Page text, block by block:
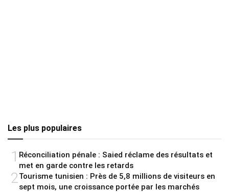
Les plus populaires
1 Réconciliation pénale : Saied réclame des résultats et
met en garde contre les retards
2 Tourisme tunisien : Près de 5,8 millions de visiteurs en
sept mois, une croissance portée par les marchés